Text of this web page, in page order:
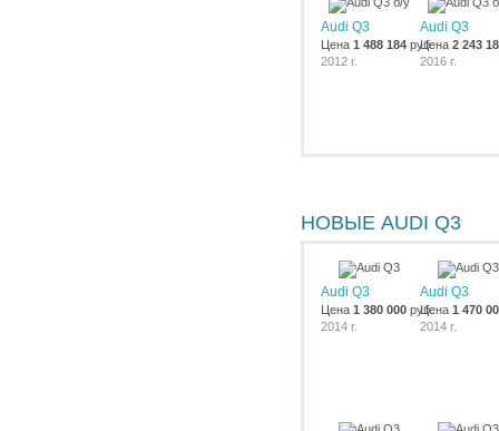
Audi Q3
Цена 1 488 184 руб.
2012 г.
Audi Q3
Цена 2 243
2016 г.
НОВЫЕ AUDI Q3
Audi Q3
Цена 1 380 000 руб.
2014 г.
Audi Q3
Цена 1 470
2014 г.